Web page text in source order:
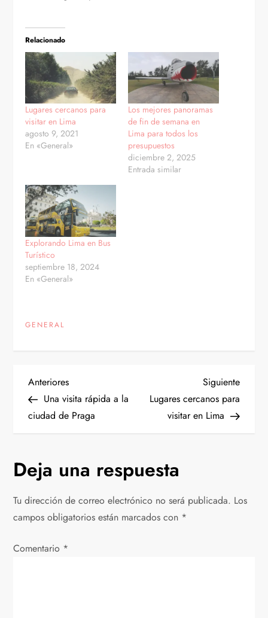
Relacionado
Lugares cercanos para
visitar en Lima
agosto 9, 2021
En «General»
Los mejores panoramas
de fin de semana en
Lima para todos los
presupuestos
diciembre 2, 2025
Entrada similar
Explorando Lima en Bus
Turístico
septiembre 18, 2024
En «General»
GENERAL
N
a
e
g
a
c
Entrada
anterior
Anteriores
Una visita rápida a la
ciudad de Praga
Siguiente
Lugares cercanos para
visitar en Lima
Deja una respuesta
Tu dirección de correo electrónico no será publicada. Los
campos obligatorios están marcados con *
Comentario *